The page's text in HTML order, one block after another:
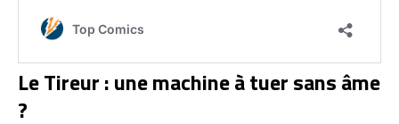
Le Tireur : une machine à tuer sans âme
?